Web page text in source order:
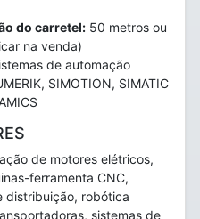
do carretel: 50 metros ou
na venda)
de automação
SIMOTION, SIMATIC
de motores elétricos,
ferramenta CNC,
distribuição, robótica
sistemas de